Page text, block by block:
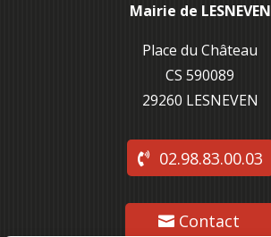
Mairie de LESNEVEN
Place du Château
CS 590089
29260 LESNEVEN
02.98.83.00.03
Contact